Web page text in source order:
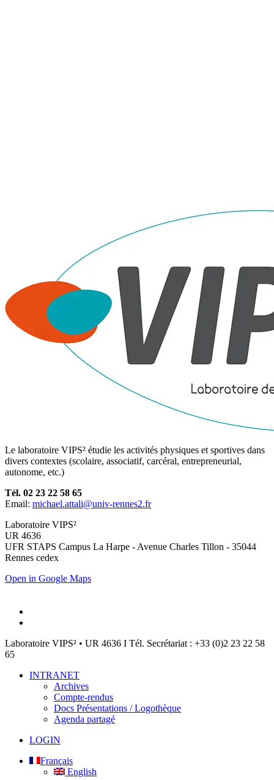
Le laboratoire VIPS² étudie les activités physiques et sportives dans
divers contextes (scolaire, associatif, carcéral, entrepreneurial,
autonome, etc.)
Tél. 02 23 22 58 65
Email: michael.attali@univ-rennes2.fr
Laboratoire VIPS²
UR 4636
UFR STAPS Campus La Harpe - Avenue Charles Tillon - 35044
Rennes cedex
Open in Google Maps
Laboratoire VIPS² • UR 4636 I Tél. Secrétariat : +33 (0)2 23 22 58
65
INTRANET
Archives
Compte-rendus
Docs Présentations / Logothèque
Agenda partagé
LOGIN
Français
English